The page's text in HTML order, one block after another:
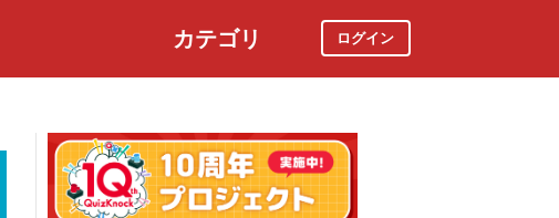
カテゴリ ログイン